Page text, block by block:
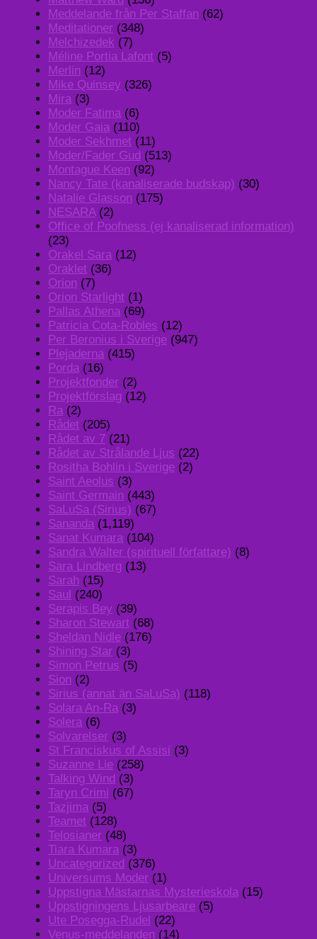
Meddelande från Per Staffan (62)
Meditationer (348)
Melchizedek (7)
Méline Portia Lafont (5)
Merlin (12)
Mike Quinsey (326)
Mira (3)
Moder Fatima (6)
Moder Gaia (110)
Moder Sekhmet (11)
Moder/Fader Gud (513)
Montague Keen (92)
Nancy Tate (kanaliserade budskap) (30)
Natalie Glasson (175)
NESARA(2)
Office of Poofness (ej kanaliserad information)
(23)
Orakel Sara (12)
Oraklet (36)
Orion (7)
Orion Starlight (1)
Pallas Athena (69)
Patricia Cota-Robles (12)
Per Beronius i Sverige (947)
Plejaderna (415)
Porda (16)
Projektfonder (2)
Projektförslag (12)
Ra (2)
Rådet (205)
Rådet av 7 (21)
Rådet av Strålande Ljus (22)
Rositha Bohlin i Sverige (2)
Saint Aeolus (3)
Saint Germain (443)
SaLuSa (Sirius) (67)
Sananda (1,119)
Sanat Kumara (104)
Sandra Walter (spirituell författare) (8)
Sara Lindberg (13)
Sarah (15)
Saul (240)
Serapis Bey (39)
Sharon Stewart (68)
Sheldan Nidle (176)
Shining Star (3)
Simon Petrus (5)
Sion (2)
Sirius (annat än SaLuSa) (118)
Solara An-Ra (3)
Solera (6)
Solvarelser (3)
St Franciskus of Assisi (3)
Suzanne Lie (258)
Talking Wind (3)
Taryn Crimi (67)
Tazjima (5)
Teamet (128)
Telosianer (48)
Tiara Kumara (3)
Uncategorized (376)
Universums Moder (1)
Uppstigna Mästarnas Mysterieskola (15)
Uppstigningens Ljusarbeare (5)
Ute Posegga-Rudel (22)
Venus-meddelanden (14)